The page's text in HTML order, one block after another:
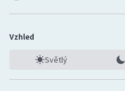
Vzhled
Světlý